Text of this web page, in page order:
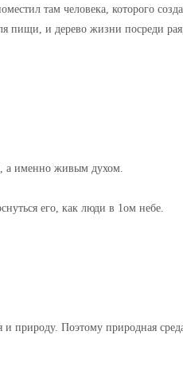
там человека, которого
пищи, и дерево жизни посреди
а именно живым духом.
его, как люди в 1ом небе.
и природу. Поэтому природная